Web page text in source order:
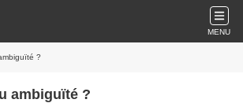
MENU
?
ambiguïté ?